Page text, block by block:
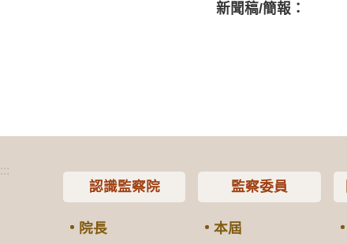
新聞稿/簡報：
:::
認識監察院
院長
監察委員
本屆